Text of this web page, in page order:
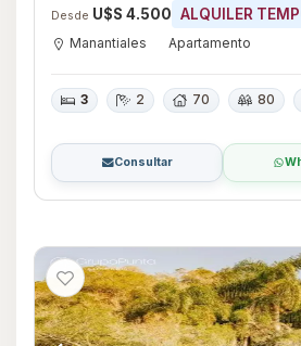
Desde U$S 4.500 ALQUILER
Manantiales Apartamento
3 2 70 80
Consultar